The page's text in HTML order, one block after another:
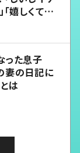
「嬉しくて可
った息子
妻の日記に
は